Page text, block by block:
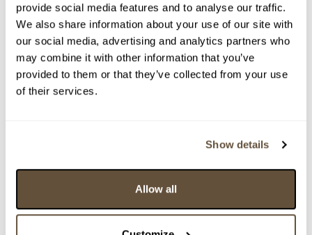
provide social media features and to analyse our traffic.
We also share information about your use of our site with
our social media, advertising and analytics partners who
may combine it with other information that you’ve
provided to them or that they’ve collected from your use
of their services.
Show details
Allow all
> Zobrazit detail položky a informace o autorovi